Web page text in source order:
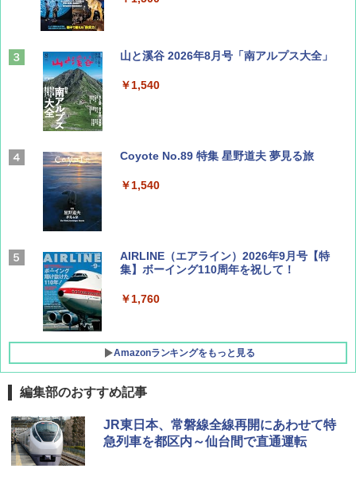
山と溪谷 2026年8月号「南アルプス大全」
￥1,540
Coyote No.89 特集 星野道夫 夢見る旅
￥1,540
AIRLINE（エアライン）2026年9月号【特
集】ボーイング110周年を祝して！
￥1,760
Amazonランキングをもっと見る
D40 地球の歩き方 チェンマイ タイ北部の魅
力的な町 2026～2027 地球の歩き方D アジア
[キャンパーズコレクション 山善] ポップアッ
プテント 傘みたいに広げて畳める パッとサ
ッとサンシェード キューブ フルクローズ メ
DEWEL パラソル 大型 ビーチ アウトドアパ
ラソル ガーデン サイトシート付 折りたたみ
防水 UVカット 4段階高さ調整 軽量 収納袋付
編集部のおすすめ記事
JR東日本、常磐線全線再開にあわせて特
急列車を都区内～仙台間で直通運転